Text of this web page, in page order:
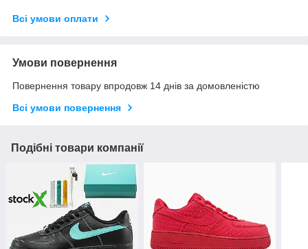
Всі умови оплати
Умови повернення
Повернення товару впродовж 14 днів за домовленістю
Всі умови повернення
Подібні товари компанії